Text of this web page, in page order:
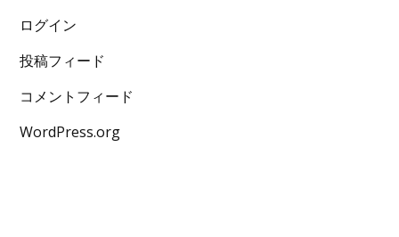
ログイン
投稿フィード
コメントフィード
WordPress.org